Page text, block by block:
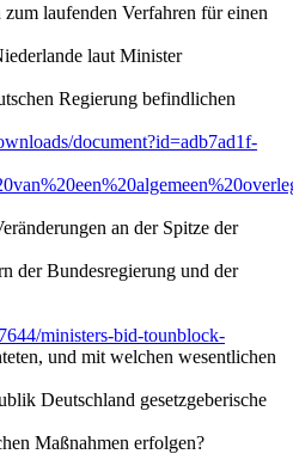
laufenden Verfahren für einen
laut Minister
Regierung befindlichen
document?id=adb7ad1f-
an der Spitze der
der Bundesregierung und der
ministers-bid-tounblock-
und mit welchen wesentlichen
Deutschland gesetzgeberische
Maßnahmen erfolgen?